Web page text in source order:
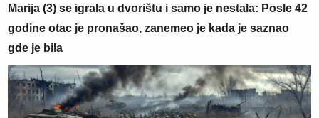
Marija (3) se igrala u dvorištu i samo je nestala: Posle 42
godine otac je pronašao, zanemeo je kada je saznao
gde je bila